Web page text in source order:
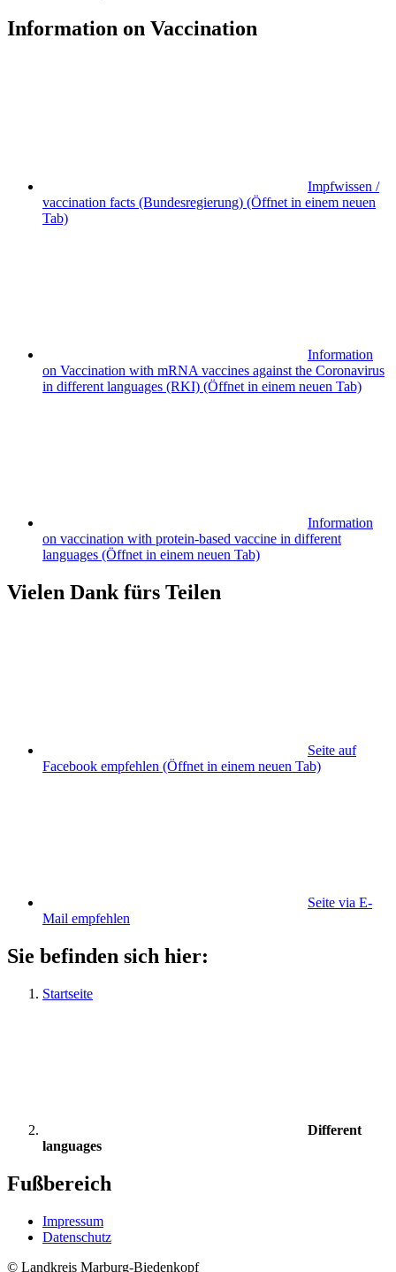
Information on Vaccination
Impfwissen /
vaccination facts (Bundesregierung) (Öffnet in einem neuen
Tab)
Information
on Vaccination with mRNA vaccines against the Coronavirus
in different languages (RKI) (Öffnet in einem neuen Tab)
Information
on vaccination with protein-based vaccine in different
languages (Öffnet in einem neuen Tab)
Vielen Dank fürs Teilen
Seite auf
Facebook empfehlen (Öffnet in einem neuen Tab)
Seite via E-
Mail empfehlen
Sie befinden sich hier:
Startseite
Different
languages
Fußbereich
Impressum
Datenschutz
© Landkreis Marburg-Biedenkopf